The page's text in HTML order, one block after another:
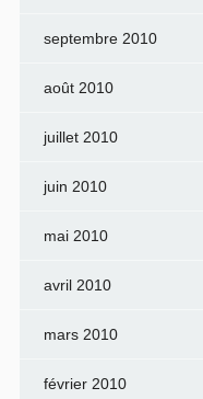
septembre 2010
août 2010
juillet 2010
juin 2010
mai 2010
avril 2010
mars 2010
février 2010